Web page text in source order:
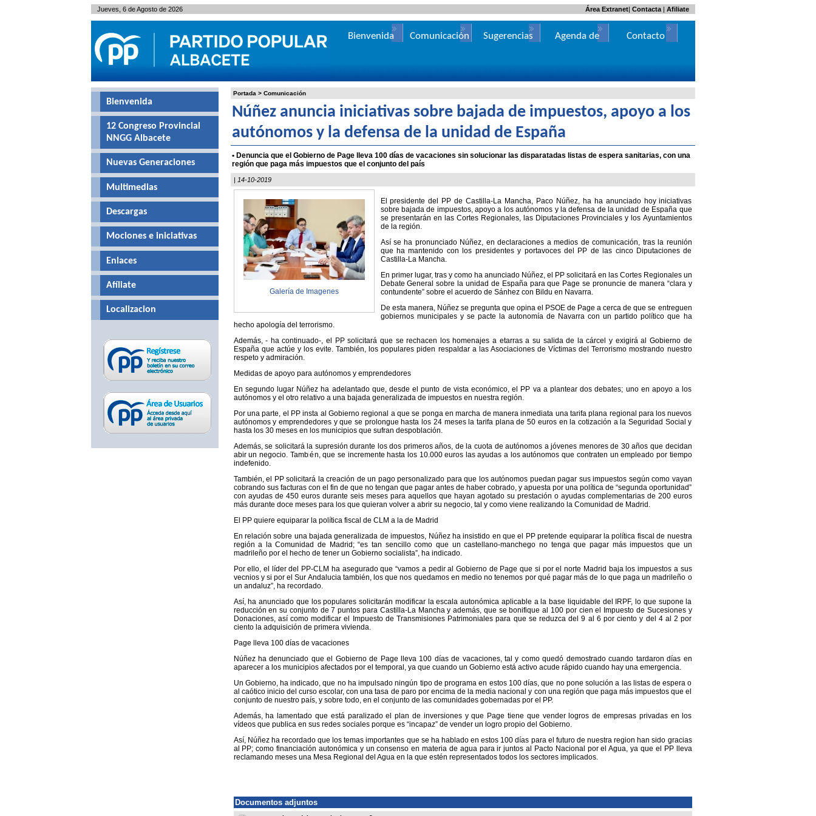
Portada > Comunicación
Núñez anuncia iniciativas sobre bajada de impuestos, apoyo a los
autónomos y la defensa de la unidad de España
• Denuncia que el Gobierno de Page lleva 100 días de vacaciones sin solucionar las disparatadas listas de espera sanitarias, con una
región que paga más impuestos que el conjunto del país
| 14-10-2019
Galería de Imagenes
El presidente del PP de Castilla-La Mancha, Paco Núñez, ha ha anunciado hoy iniciativas
sobre bajada de impuestos, apoyo a los autónomos y la defensa de la unidad de España que
se presentarán en las Cortes Regionales, las Diputaciones Provinciales y los Ayuntamientos
de la región.
Así se ha pronunciado Núñez, en declaraciones a medios de comunicación, tras la reunión
que ha mantenido con los presidentes y portavoces del PP de las cinco Diputaciones de
Castilla-La Mancha.
En primer lugar, tras y como ha anunciado Núñez, el PP solicitará en las Cortes Regionales un
Debate General sobre la unidad de España para que Page se pronuncie de manera “clara y
contundente” sobre el acuerdo de Sánhez con Bildu en Navarra.
De esta manera, Núñez se pregunta que opina el PSOE de Page a cerca de que se entreguen
gobiernos municipales y se pacte la autonomía de Navarra con un partido político que ha
hecho apología del terrorismo.
Además, - ha continuado-, el PP solicitará que se rechacen los homenajes a etarras a su salida de la cárcel y exigirá al Gobierno de
España que actúe y los evite. También, los populares piden respaldar a las Asociaciones de Víctimas del Terrorismo mostrando nuestro
respeto y admiración.
Medidas de apoyo para autónomos y emprendedores
En segundo lugar Núñez ha adelantado que, desde el punto de vista económico, el PP va a plantear dos debates; uno en apoyo a los
autónomos y el otro relativo a una bajada generalizada de impuestos en nuestra región.
Por una parte, el PP insta al Gobierno regional a que se ponga en marcha de manera inmediata una tarifa plana regional para los nuevos
autónomos y emprendedores y que se prolongue hasta los 24 meses la tarifa plana de 50 euros en la cotización a la Seguridad Social y
hasta los 30 meses en los municipios que sufran despoblación.
Además, se solicitará la supresión durante los dos primeros años, de la cuota de autónomos a jóvenes menores de 30 años que decidan
abir un negocio. También, que se incremente hasta los 10.000 euros las ayudas a los autónomos que contraten un empleado por tiempo
indefenido.
También, el PP solicitará la creación de un pago personalizado para que los autónomos puedan pagar sus impuestos según como vayan
cobrando sus facturas con el fin de que no tengan que pagar antes de haber cobrado, y apuesta por una política de “segunda oportunidad”
con ayudas de 450 euros durante seis meses para aquellos que hayan agotado su prestación o ayudas complementarias de 200 euros
más durante doce meses para los que quieran volver a abrir su negocio, tal y como viene realizando la Comunidad de Madrid.
El PP quiere equiparar la política fiscal de CLM a la de Madrid
En relación sobre una bajada generalizada de impuestos, Núñez ha insistido en que el PP pretende equiparar la política fiscal de nuestra
región a la Comunidad de Madrid; “es tan sencillo como que un castellano-manchego no tenga que pagar más impuestos que un
madrileño por el hecho de tener un Gobierno socialista”, ha indicado.
Por ello, el líder del PP-CLM ha asegurado que “vamos a pedir al Gobierno de Page que si por el norte Madrid baja los impuestos a sus
vecnios y si por el Sur Andalucia también, los que nos quedamos en medio no tenemos por qué pagar más de lo que paga un madrileño o
un andaluz”, ha recordado.
Así, ha anunciado que los populares solicitarán modificar la escala autonómica aplicable a la base liquidable del IRPF, lo que supone la
reducción en su conjunto de 7 puntos para Castilla-La Mancha y además, que se bonifique al 100 por cien el Impuesto de Sucesiones y
Donaciones, así como modificar el Impuesto de Transmisiones Patrimoniales para que se reduzca del 9 al 6 por ciento y del 4 al 2 por
ciento la adquisición de primera vivienda.
Page lleva 100 días de vacaciones
Núñez ha denunciado que el Gobierno de Page lleva 100 días de vacaciones, tal y como quedó demostrado cuando tardaron días en
aparecer a los municipios afectados por el temporal, ya que cuando un Gobierno está activo acude rápido cuando hay una emergencia.
Un Gobierno, ha indicado, que no ha impulsado ningún tipo de programa en estos 100 días, que no pone solución a las listas de espera o
al caótico inicio del curso escolar, con una tasa de paro por encima de la media nacional y con una región que paga más impuestos que el
conjunto de nuestro país, y sobre todo, en el conjunto de las comunidades gobernadas por el PP.
Además, ha lamentado que está paralizado el plan de inversiones y que Page tiene que vender logros de empresas privadas en los
vídeos que publica en sus redes sociales porque es “incapaz” de vender un logro propio del Gobierno.
Así, Núñez ha recordado que los temas importantes que se ha hablado en estos 100 días para el futuro de nuestra region han sido gracias
al PP; como financiación autonómica y un consenso en materia de agua para ir juntos al Pacto Nacional por el Agua, ya que el PP lleva
reclamando meses una Mesa Regional del Agua en la que estén representados todos los sectores implicados.
Documentos adjuntos
Bienvenida
12 Congreso Provincial
NNGG Albacete
Nuevas Generaciones
Multimedias
Descargas
Mociones e iniciativas
Enlaces
Afíliate
Localizacion
Jueves, 6 de Agosto de 2026 | Contacta| Afiliate
Área Extranet
Bienvenida Comunicación Sugerencias
Agenda de
Contacto